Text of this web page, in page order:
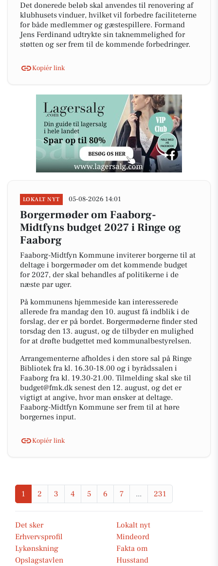
Det donerede beløb skal anvendes til renovering af
klubhusets vinduer, hvilket vil forbedre faciliteterne
for både medlemmer og gæstespillere. Formand
Jens Ferdinand udtrykte sin taknemmelighed for
støtten og ser frem til de kommende forbedringer.
Kopiér link
LOKALT NYT 05-08-2026 14:01
Borgermøder om Faaborg-
Midtfyns budget 2027 i Ringe og
Faaborg
Faaborg-Midtfyn Kommune inviterer borgerne til at
deltage i borgermøder om det kommende budget
for 2027, der skal behandles af politikerne i de
næste par uger.
På kommunens hjemmeside kan interesserede
allerede fra mandag den 10. august få indblik i de
forslag, der er på bordet. Borgermøderne finder sted
torsdag den 13. august, og de tilbyder en mulighed
for at drøfte budgettet med kommunalbestyrelsen.
Arrangementerne afholdes i den store sal på Ringe
Bibliotek fra kl. 16.30-18.00 og i byrådssalen i
Faaborg fra kl. 19.30-21.00. Tilmelding skal ske til
budget@fmk.dk senest den 12. august, og det er
vigtigt at angive, hvor man ønsker at deltage.
Faaborg-Midtfyn Kommune ser frem til at høre
borgernes input.
Kopiér link
1 2 3 4 5 6 7 ... 231
Det sker
Lokalt nyt
Erhvervsprofil
Mindeord
Lykønskning
Fakta om
Opslagstavlen
Husstand